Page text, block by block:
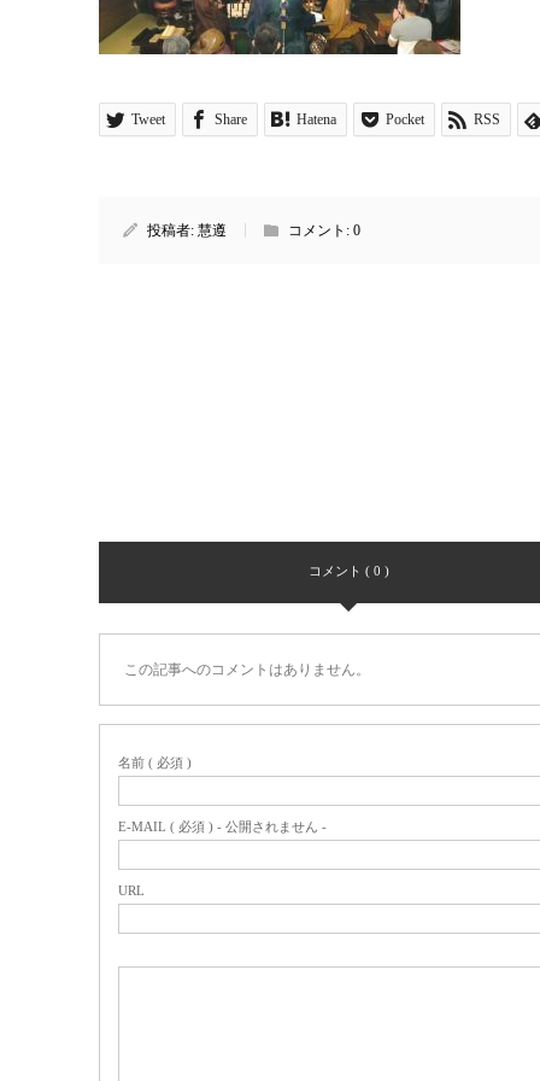
Tweet Share Hatena Pocket RSS
投稿者: 慧遵 コメント: 0
コメント ( 0 )
この記事へのコメントはありません。
名前 ( 必須 )
E-MAIL ( 必須 ) - 公開されません -
URL